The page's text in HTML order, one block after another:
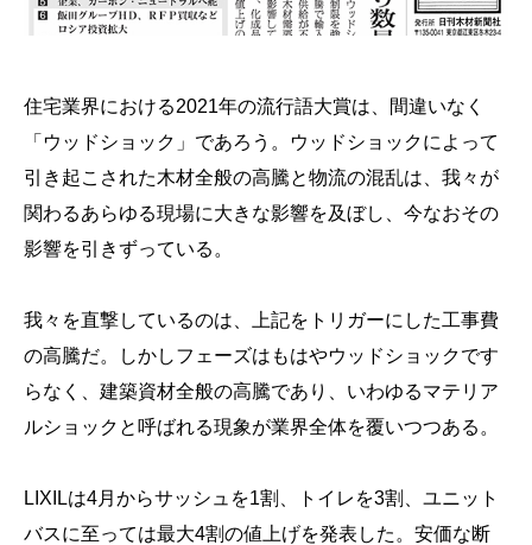
住宅業界における2021年の流行語大賞は、間違いなく
「ウッドショック」であろう。ウッドショックによって
引き起こされた木材全般の高騰と物流の混乱は、我々が
関わるあらゆる現場に大きな影響を及ぼし、今なおその
影響を引きずっている。
我々を直撃しているのは、上記をトリガーにした工事費
の高騰だ。しかしフェーズはもはやウッドショックです
らなく、建築資材全般の高騰であり、いわゆるマテリア
ルショックと呼ばれる現象が業界全体を覆いつつある。
LIXILは4月からサッシュを1割、トイレを3割、ユニット
バスに至っては最大4割の値上げを発表した。安価な断